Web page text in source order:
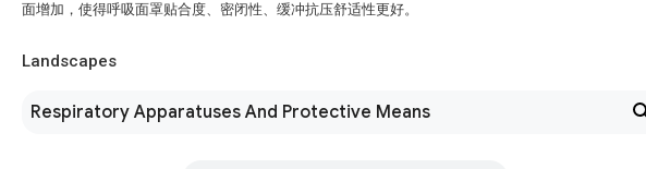
面增加，使得呼吸面罩贴合度、密闭性、缓冲抗压舒适性更好。
Landscapes
Respiratory Apparatuses And Protective Means